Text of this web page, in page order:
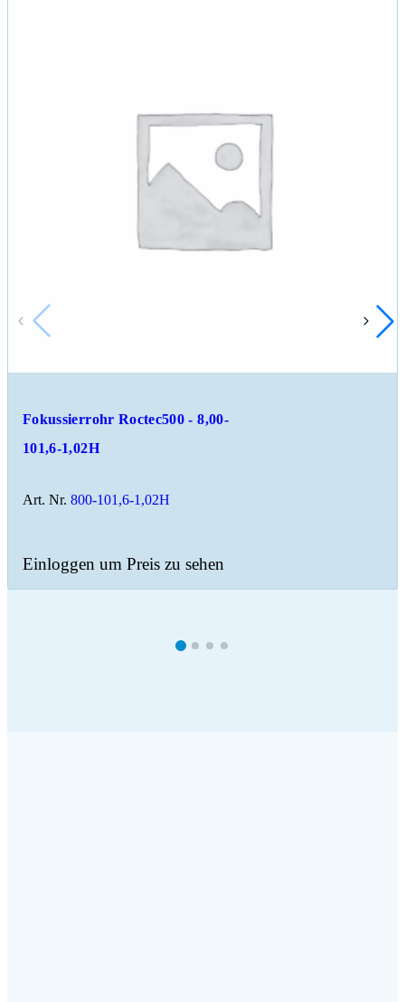
Fokussierrohr Roctec500 - 8,00-
101,6-1,02H
Art. Nr. 800-101,6-1,02H
Einloggen um Preis zu sehen